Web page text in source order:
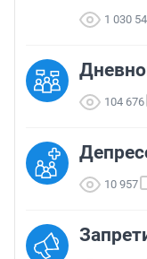
1 030
104 676
10 957